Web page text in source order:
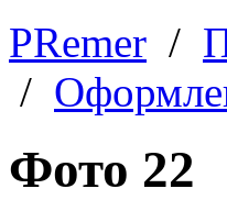
PRemer /
/
Фото 22